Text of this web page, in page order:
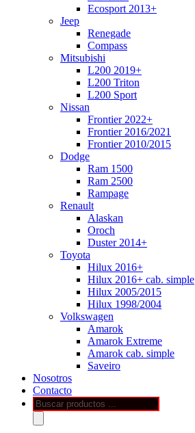
Ecosport 2013+
Jeep
Renegade
Compass
Mitsubishi
L200 2019+
L200 Triton
L200 Sport
Nissan
Frontier 2022+
Frontier 2016/2021
Frontier 2010/2015
Dodge
Ram 1500
Ram 2500
Rampage
Renault
Alaskan
Oroch
Duster 2014+
Toyota
Hilux 2016+
Hilux 2016+ cab. simple
Hilux 2005/2015
Hilux 1998/2004
Volkswagen
Amarok
Amarok Extreme
Amarok cab. simple
Saveiro
Nosotros
Contacto
Búsqueda
de
productos